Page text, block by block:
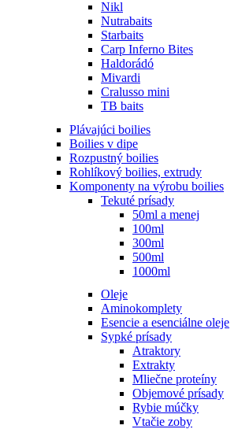
Nikl
Nutrabaits
Starbaits
Carp Inferno Bites
Haldorádó
Mivardi
Cralusso mini
TB baits
Plávajúci boilies
Boilies v dipe
Rozpustný boilies
Rohlíkový boilies, extrudy
Komponenty na výrobu boilies
Tekuté prísady
50ml a menej
100ml
300ml
500ml
1000ml
Oleje
Aminokomplety
Esencie a esenciálne oleje
Sypké prísady
Atraktory
Extrakty
Mliečne proteíny
Objemové prísady
Rybie múčky
Vtačie zoby